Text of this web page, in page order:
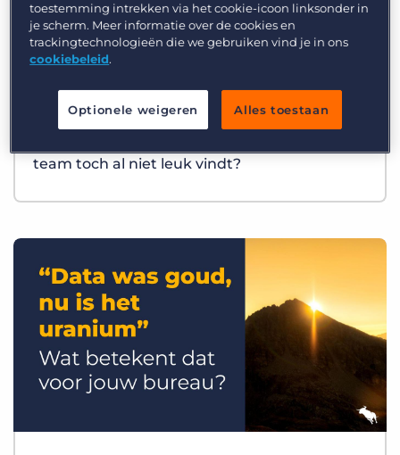
Best Practices
team toch al niet leuk vindt?
toestemming intrekken via het cookie-icoon linksonder in
je scherm. Meer informatie over de cookies en
trackingtechnologieën die we gebruiken vind je in ons
cookiebeleid.
Optionele weigeren Alles toestaan